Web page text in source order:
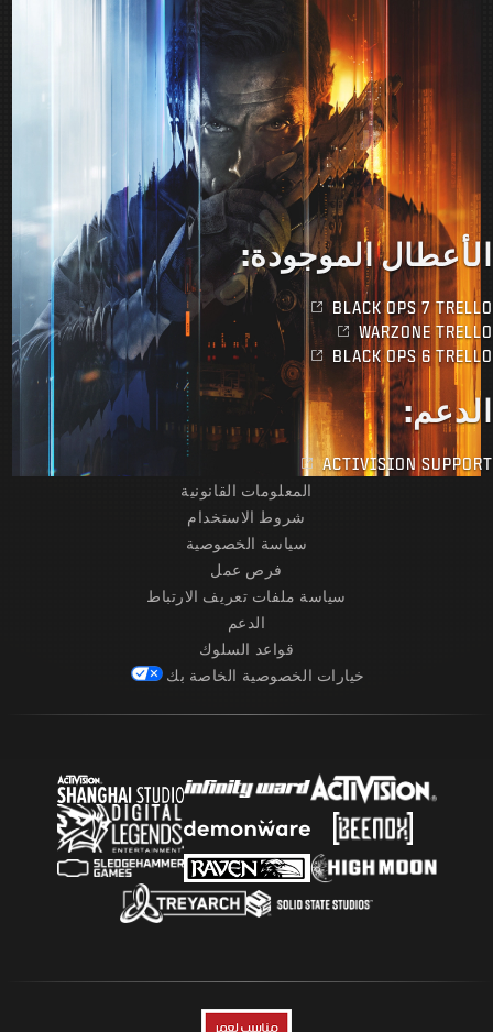
الأعطال الموجودة:
BLACK OPS 7 TRELLO
WARZONE TRELLO
BLACK OPS 6 TRELLO
الدعم:
ACTIVISION SUPPORT
المعلومات القانونية
شروط الاستخدام
سياسة الخصوصية
فرص عمل
سياسة ملفات تعريف الارتباط
الدعم
قواعد السلوك
خيارات الخصوصية الخاصة بك